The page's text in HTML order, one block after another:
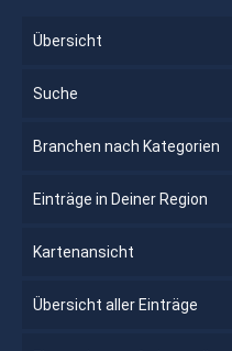
Übersicht
Suche
Branchen nach Kategorien
Einträge in Deiner Region
Kartenansicht
Übersicht aller Einträge